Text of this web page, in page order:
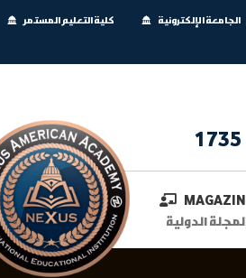
كلية التعليم المستمر
الجامعة الإلكترونية
الدولية